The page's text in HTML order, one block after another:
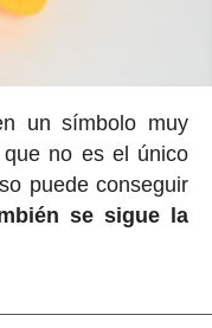
un símbolo muy
no es el único
puede conseguir
se sigue la